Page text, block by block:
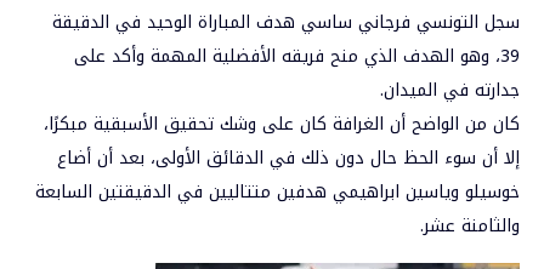
سجل التونسي فرجاني ساسي هدف المباراة الوحيد في الدقيقة
39، وهو الهدف الذي منح فريقه الأفضلية المهمة وأكد على
جدارته في الميدان.
كان من الواضح أن الغرافة كان على وشك تحقيق الأسبقية مبكرًا،
إلا أن سوء الحظ حال دون ذلك في الدقائق الأولى، بعد أن أضاع
خوسيلو وياسين ابراهيمي هدفين متتاليين في الدقيقتين السابعة
والثامنة عشر.